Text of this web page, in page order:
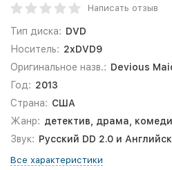
Написать отзыв
Тип диска: DVD
Носитель: 2xDVD9
Оригинальное назв.: Devious
Год: 2013
Страна: США
Жанр: детектив, драма,
Звук: Русский DD 2.0 и
Все характеристики